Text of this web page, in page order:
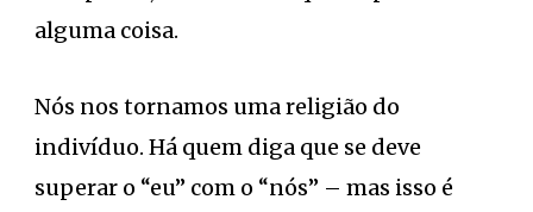
alguma coisa.
Nós nos tornamos uma religião do
indivíduo. Há quem diga que se deve
superar o “eu” com o “nós” – mas isso é